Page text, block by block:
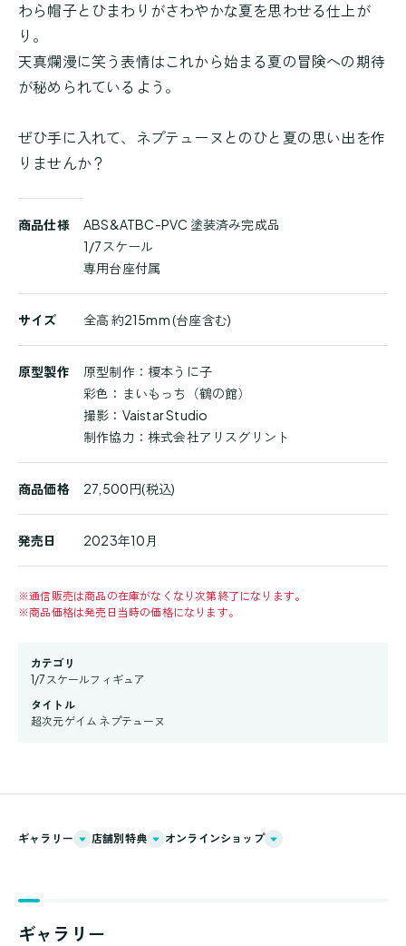
わら帽子とひまわりがさわやかな夏を思わせる仕上が
り。
天真爛漫に笑う表情はこれから始まる夏の冒険への期待
が秘められているよう。
ぜひ手に入れて、ネプテューヌとのひと夏の思い出を作
りませんか？
品
商品仕様
ABS&ATBC-PVC 塗装済み完成品
1/7スケール
専用台座付属
サイズ 全高 約215mm (台座含む)
原型製作
原型制作：榎本うに子
彩色：まいもっち（鶴の館）
撮影：Vaistar Studio
制作協力：株式会社アリスグリント
商品価格 27,500円(税込)
発売日 2023年10月
※通信販売は商品の在庫がなくなり次第終了になります。
※商品価格は発売日当時の価格になります。
カテゴリ
1/7スケールフィギュア
タイトル
超次元ゲイム ネプテューヌ
ギャラリー 店舗別特典 オンラインショップ
ギャラリー